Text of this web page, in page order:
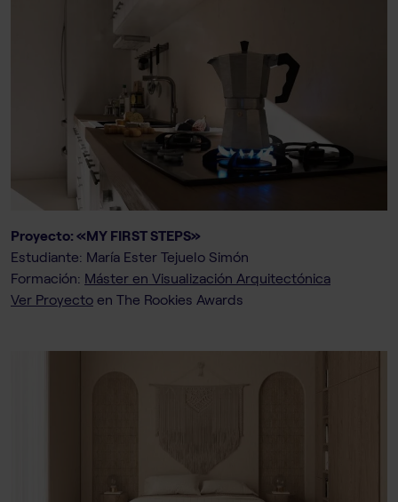
Proyecto: «MY FIRST STEPS»
Estudiante: María Ester Tejuelo Simón
Formación: Máster en Visualización Arquitectónica
Ver Proyecto en The Rookies Awards